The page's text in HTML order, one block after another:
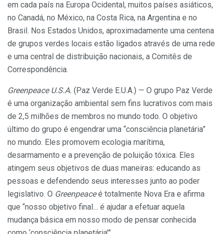
em cada país na Europa Oci­dental, muitos países asiáticos,
no Canadá, no México, na Costa Rica, na Argentina e no
Brasil. Nos Estados Unidos, aproximada­mente uma centena
de grupos verdes locais estão ligados através de uma rede
e uma central de distribuição nacionais, a Comitês de
Correspondência.
Greenpeace U.S.A. (Paz Verde E.U.A.) — O grupo Paz Verde
é uma organização ambiental sem fins lucrativos com mais
de 2,5 milhões de membros no mundo todo. O objetivo
último do grupo é engendrar uma “consciência planetária”
no mundo. Eles pro­movem ecologia marítima,
desarmamento e a prevenção de polui­ção tóxica. Eles
atingem seus objetivos de duas maneiras: educan­do as
pessoas e defendendo seus interesses junto ao poder
legisla­tivo. O Greenpeaceé totalmente Nova Era e afirma
que “nosso objetivo final… é ajudar a efetuar aquela
mudança básica em nosso modo de pensar conhecida